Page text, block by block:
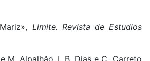
Limite. Revista de Estudios
M. Alpalhão, I. B. Dias e C. Carreto